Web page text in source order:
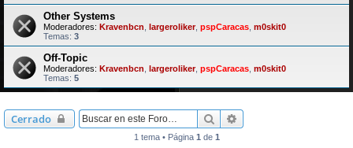
Other Systems
Moderadores: Kravenbcn largeroliker, pspCaracas m0skit0
Temas: 3
Off-Topic
Moderadores: Kravenbcn largeroliker, pspCaracas m0skit0
Temas: 5
Cerrado Buscar
1 tema • Página 1 de 1